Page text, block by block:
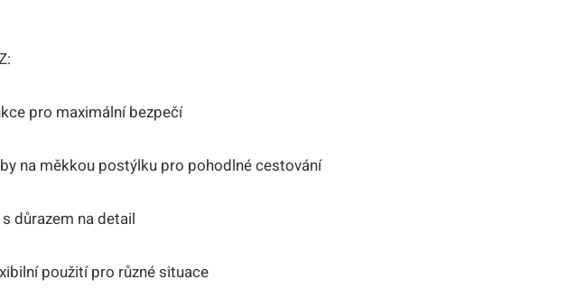
pro maximální bezpečí
na měkkou postýlku pro pohodlné cestování
důrazem na detail
použití pro různé situace